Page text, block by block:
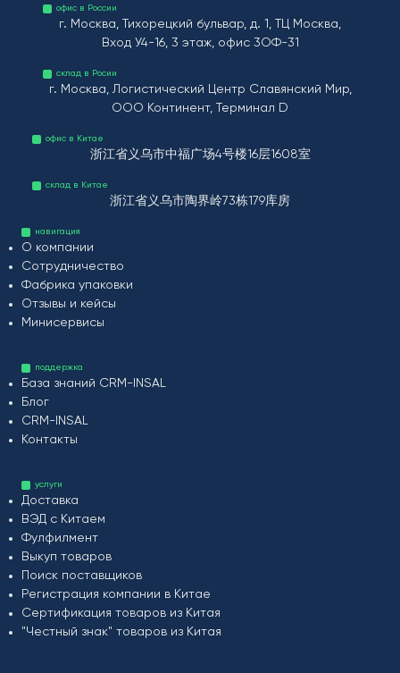
офис в России
г. Москва, Тихорецкий бульвар, д. 1, ТЦ Москва,
Вход У4-16, 3 этаж, офис 3ОФ-31
склад в Росии
г. Москва, Логистический Центр Славянский Мир,
ООО Континент, Терминал D
офис в Китае
浙江省义乌市中福广场4号楼16层1608室
склад в Китае
浙江省义乌市陶界岭73栋179库房
навигация
О компании
Сотрудничество
Фабрика упаковки
Отзывы и кейсы
Минисервисы
поддержка
База знаний CRM-INSAL
Блог
CRM-INSAL
Контакты
услуги
Доставка
ВЭД с Китаем
Фулфилмент
Выкуп товаров
Поиск поставщиков
Регистрация компании в Китае
Сертификация товаров из Китая
"Честный знак" товаров из Китая